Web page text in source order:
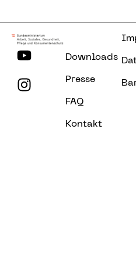
Downloads
Presse
FAQ
Kontakt